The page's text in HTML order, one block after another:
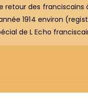
des franciscains
1914 environ
de L Echo